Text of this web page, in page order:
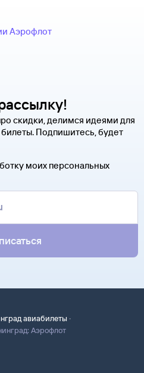
Аэрофлот
скидки, делимся идеями для
Подпишитесь, будет
моих персональных
авиабилеты ·
Аэрофлот